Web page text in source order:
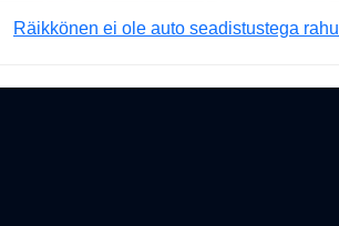
Räikkönen ei ole auto seadistustega rahul